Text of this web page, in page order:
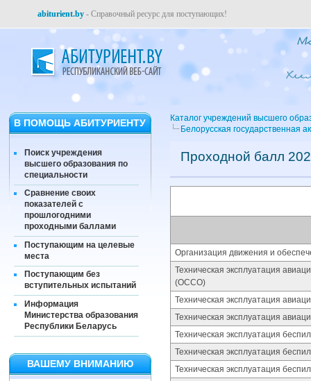
abiturient.by - Справочный ресурс для поступающих!
В ПОМОЩЬ АБИТУРИЕНТУ
Поиск учреждения
высшего образования по
специальности
Сравнение своих
показателей с
прошлогодними
проходными баллами
Поступающим на целевые
места
Поступающим без
вступительных испытаний
Информация
Министерства образования
Республики Беларусь
ВАШЕМУ ВНИМАНИЮ
Каталог учреждений высшего
Белорусская государственная
Проходной балл
Организация движения и
Техническая эксплуатация
(ОССО)
Техническая эксплуатация
Техническая эксплуатация
Техническая эксплуатация
Техническая эксплуатация
Техническая эксплуатация